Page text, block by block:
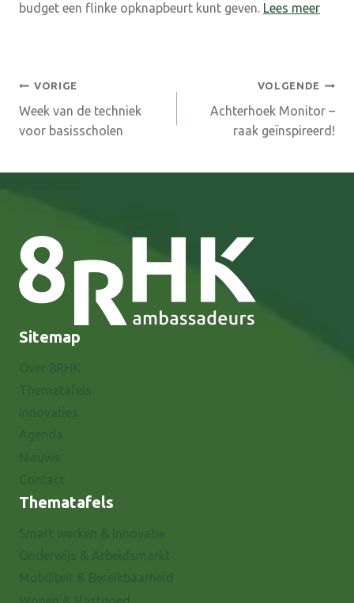
budget een flinke opknapbeurt kunt geven. Lees meer
Bericht
navigatie
VORIGE
Week van de techniek
voor basisscholen
VOLGENDE
Achterhoek Monitor –
raak geïnspireerd!
Sitemap
Thematafels